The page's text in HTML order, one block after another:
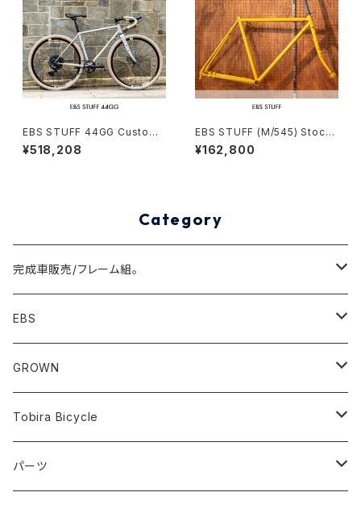
EBS STUFF 44GG Custom
complete bike（162-172c
m）
¥518,208
EBS STUFF (M/545) Stock
frame order (deposit)
¥162,800
Category
完成車販売/フレーム組。
Minivelo(~20inch)
Cargo/Family
Commuter
Road
EBS
Minivelo (~20 inch)
Horizontal 451
FLOAT 451
700C(~29inch) / 650B(27.5inch)
STUFF
GROWN
CODA
Harvest
Tobira Bicycle
Model-T
パーツ